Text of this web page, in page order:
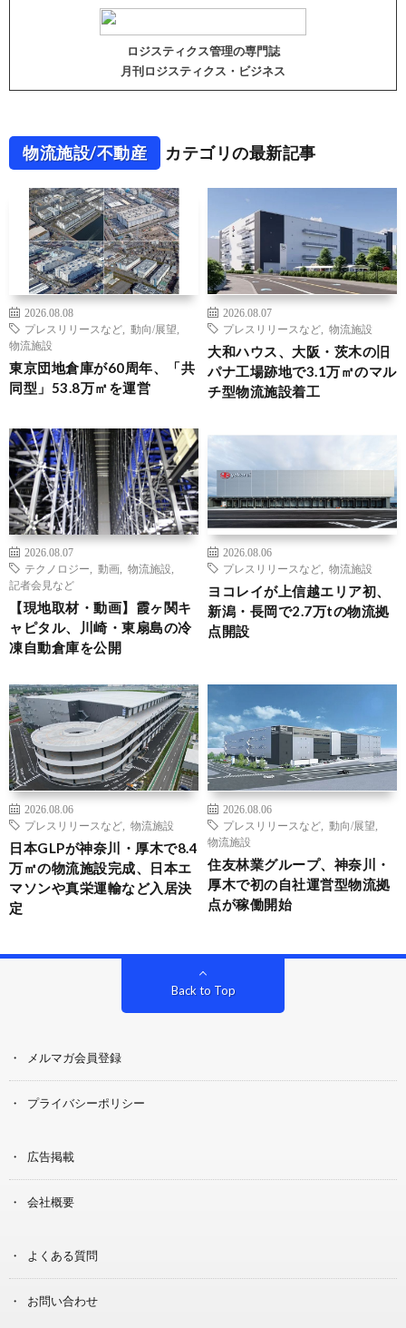
ロジスティクス管理の専門誌
月刊ロジスティクス・ビジネス
物流施設/不動産 カテゴリの最新記事
2026.08.08
プレスリリースなど
動向/展望
物流施設
東京団地倉庫が60周年、「共
同型」53.8万㎡を運営
2026.08.07
プレスリリースなど
物流施設
大和ハウス、大阪・茨木の旧
パナ工場跡地で3.1万㎡のマル
チ型物流施設着工
2026.08.07
テクノロジー
動画 物流施設
記者会見など
【現地取材・動画】霞ヶ関キ
ャピタル、川崎・東扇島の冷
凍自動倉庫を公開
2026.08.06
プレスリリースなど
物流施設
ヨコレイが上信越エリア初、
新潟・長岡で2.7万tの物流拠
点開設
2026.08.06
プレスリリースなど
物流施設
日本GLPが神奈川・厚木で8.4
万㎡の物流施設完成、日本エ
マソンや真栄運輸など入居決
定
2026.08.06
プレスリリースなど
動向/展望
物流施設
住友林業グループ、神奈川・
厚木で初の自社運営型物流拠
点が稼働開始
Back to Top
メルマガ会員登録
プライバシーポリシー
広告掲載
会社概要
よくある質問
お問い合わせ